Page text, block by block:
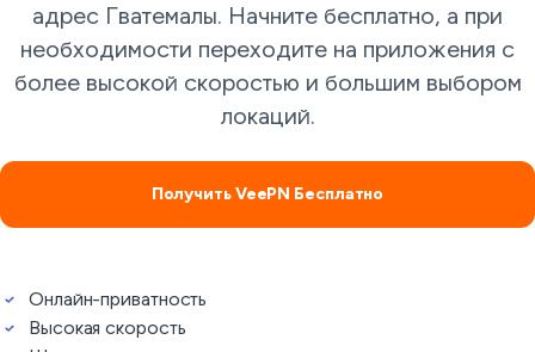
адрес Гватемалы. Начните бесплатно, а при
необходимости переходите на приложения с
более высокой скоростью и большим выбором
локаций.
Получить VeePN Бесплатно
Онлайн-приватность
Высокая скорость